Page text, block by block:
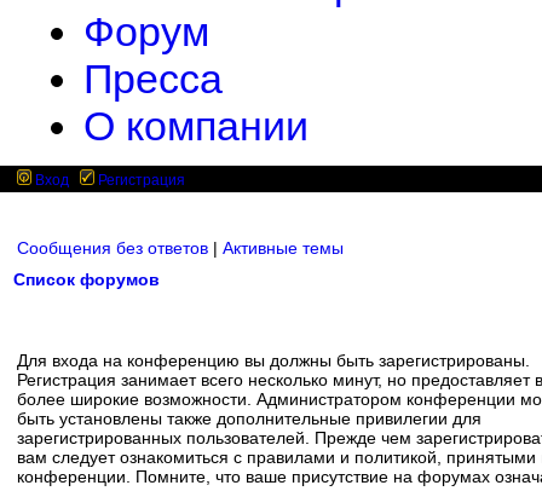
Форум
Пресса
О компании
Вход Регистрация
Сообщения без ответов | Активные темы
Список форумов
Для входа на конференцию вы должны быть зарегистрированы.
Регистрация занимает всего несколько минут, но предоставляет
более широкие возможности. Администратором конференции
быть установлены также дополнительные привилегии для
зарегистрированных пользователей. Прежде чем
вам следует ознакомиться с правилами и политикой, принятыми
конференции. Помните, что ваше присутствие на форумах